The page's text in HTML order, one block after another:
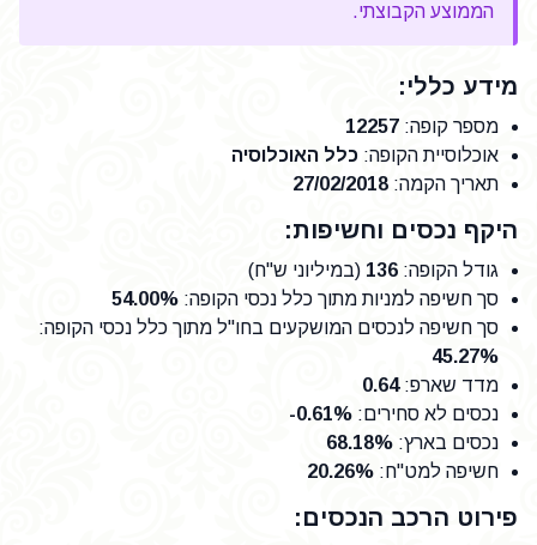
הממוצע הקבוצתי.
מידע כללי:
מספר קופה:
12257
אוכלוסיית הקופה: כלל האוכלוסיה
תאריך הקמה:
27/02/2018
היקף נכסים וחשיפות:
גודל הקופה:
136 (במיליוני ש"ח)
סך חשיפה למניות מתוך כלל נכסי הקופה:
54.00%
סך חשיפה לנכסים המושקעים בחו"ל מתוך כלל נכסי הקופה:
45.27%
מדד שארפ:
0.64
נכסים לא סחירים:
-0.61%
נכסים בארץ:
68.18%
חשיפה למט"ח:
20.26%
פירוט הרכב הנכסים: